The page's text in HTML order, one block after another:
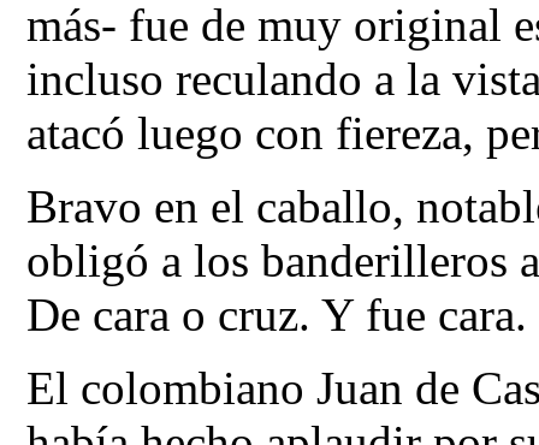
más- fue de muy original
incluso reculando a la
atacó luego con fiereza,
Bravo en el caballo,
obligó a los banderilleros
De cara o cruz. Y fue cara.
El colombiano Juan de